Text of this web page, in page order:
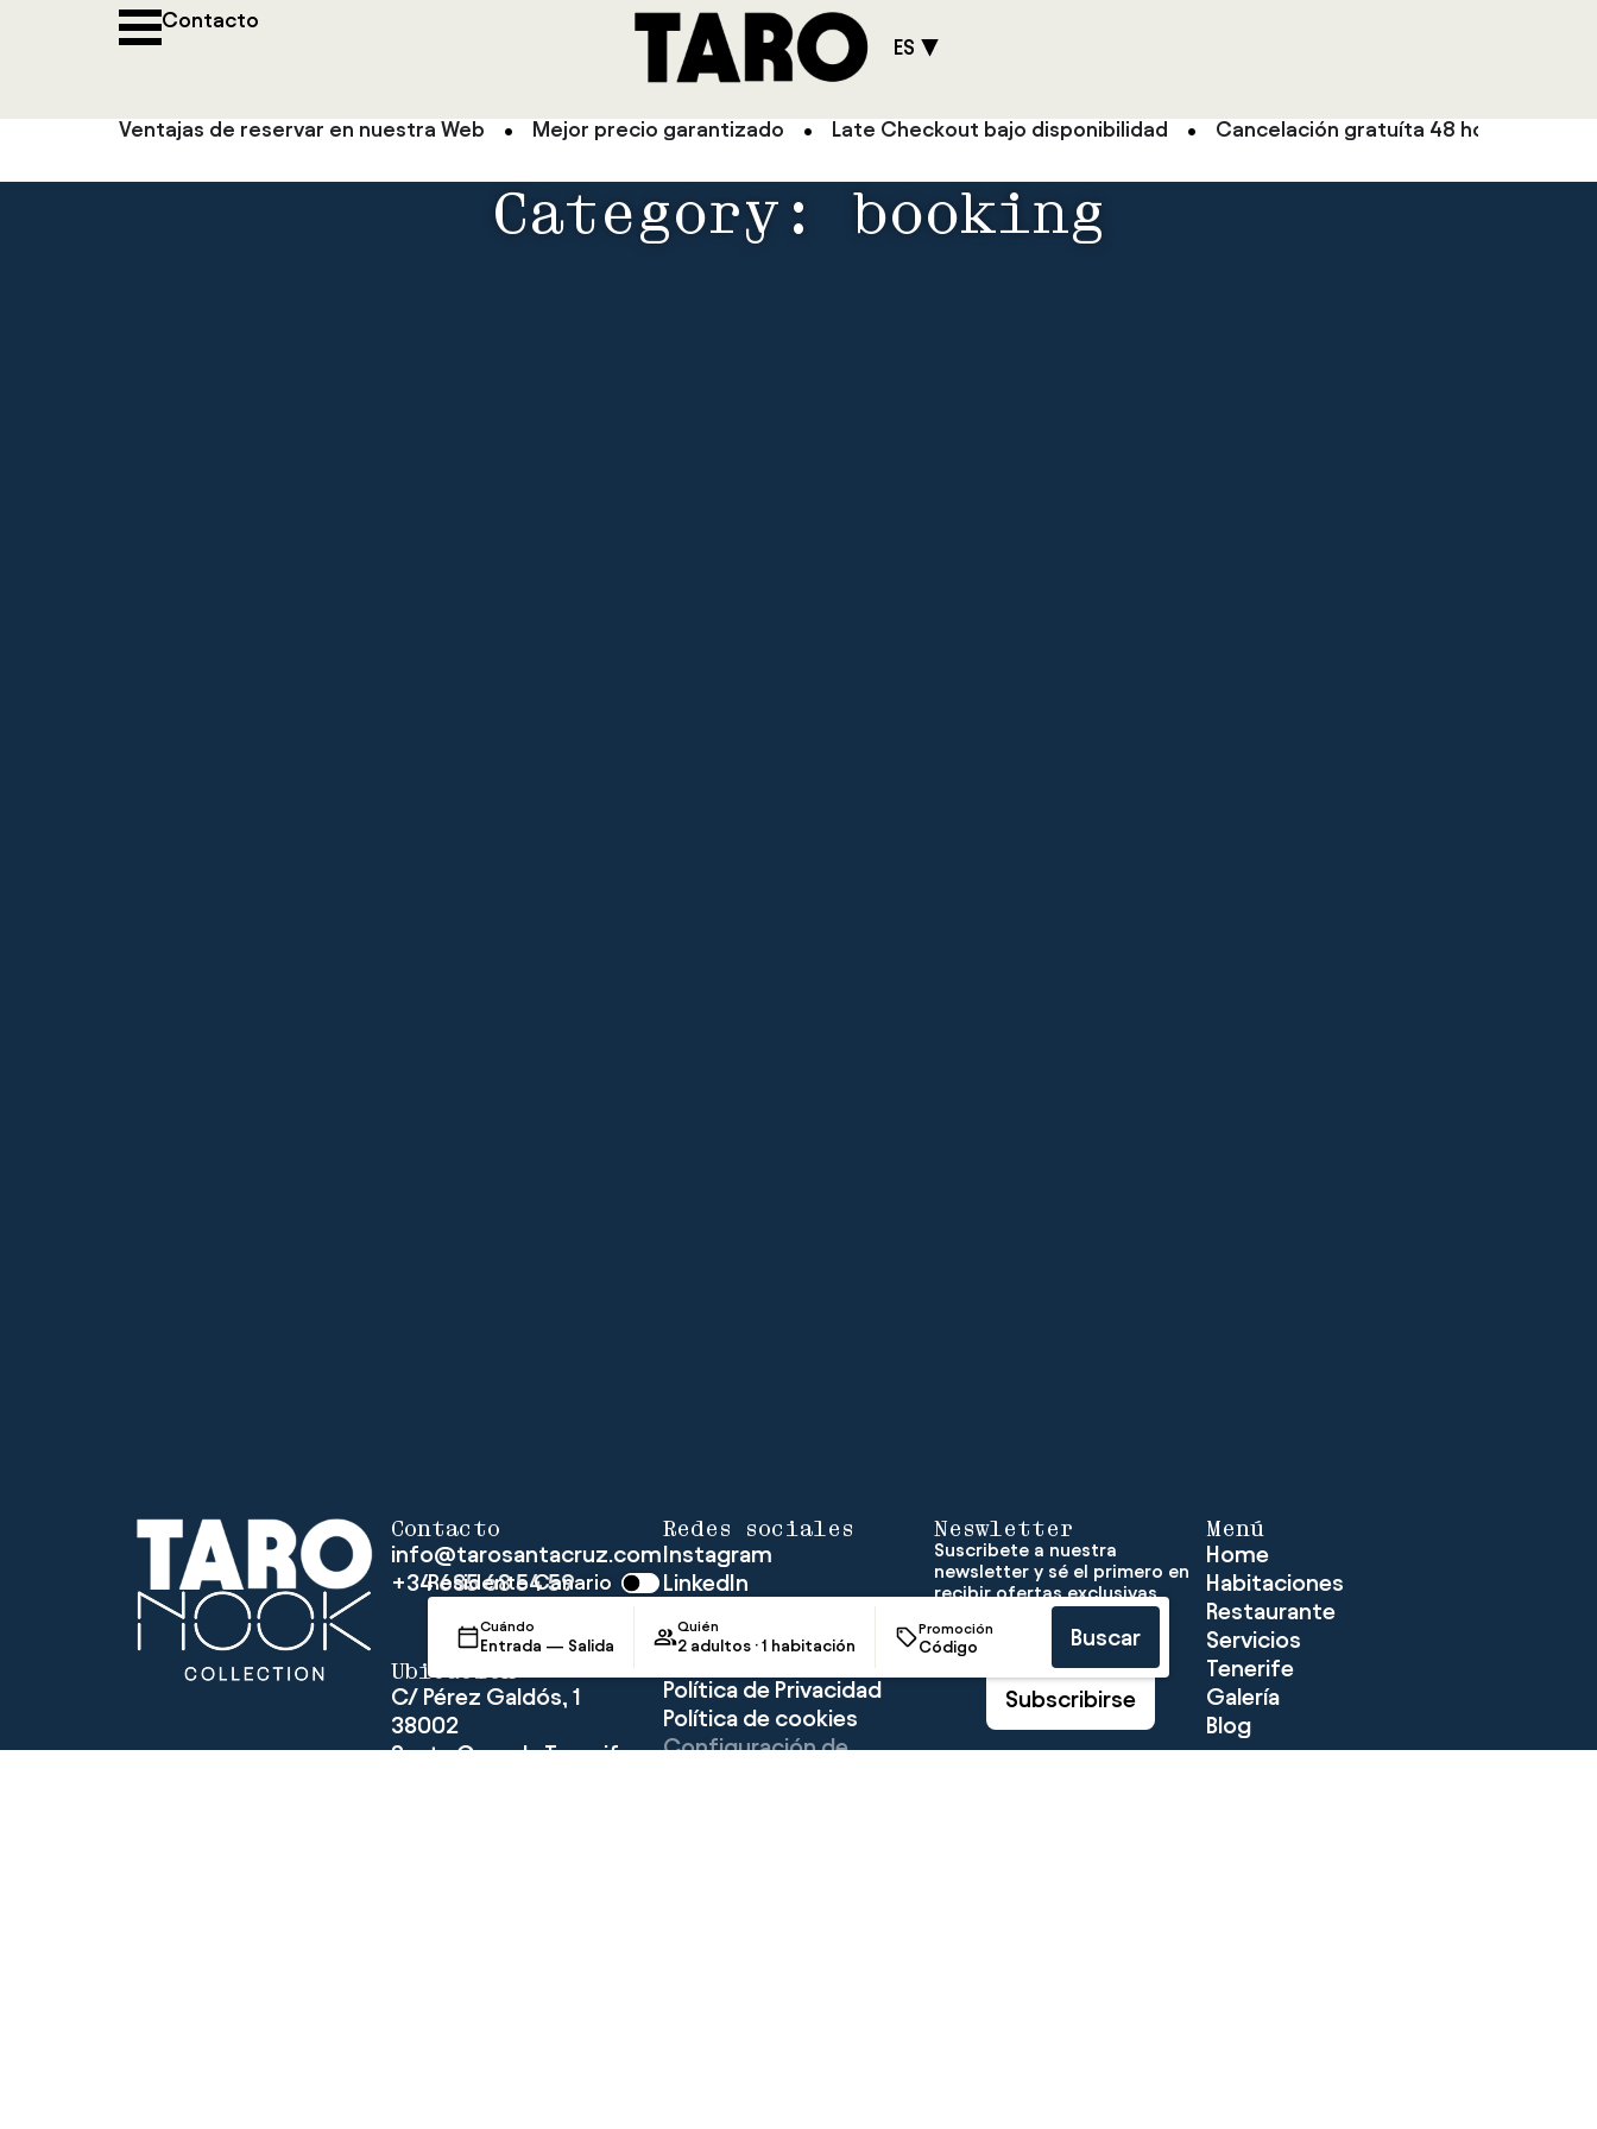
Contacto
ES
Ventajas de reservar en nuestra Web Mejor precio garantizado Late Checkout bajo disponibilidad Cancelación gratuíta 48 horas antes
Residente Canario
Cuándo
Entrada — Salida
Quién
2 adultos · 1 habitación
Promoción Buscar
Category: booking
Contacto
info@tarosantacruz.com
+34 685 68 54 59
Ubicación
C/ Pérez Galdós, 1
38002
Santa Cruz de Tenerife
Redes sociales
Instagram
LinkedIn
Más información
Política de Privacidad
Política de cookies
Configuración de
Neswletter
Suscribete a nuestra
newsletter y sé el primero en
recibir ofertas exclusivas,
novedades del hotel y
recomendaciones para tu
próxima escapada.
Subscribirse
Menú
Home
Habitaciones
Restaurante
Servicios
Tenerife
Galería
Blog